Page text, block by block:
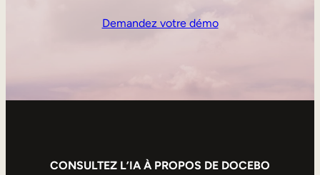
Demandez votre démo
CONSULTEZ L’IA À PROPOS DE DOCEBO